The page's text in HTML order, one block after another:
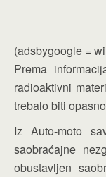
(adsbygoogle =
Prema
radioaktivni
trebalo biti
Iz Auto-moto
saobraćajne
obustavljen